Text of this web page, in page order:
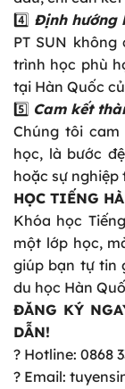
4️⃣ Định hướng
PT SUN
trình học phù
tại Hàn Quốc
5️⃣ Cam kết
Chúng tôi
học, là bước
hoặc sự nghiệp
HỌC TIẾNG
Khóa học
một lớp học,
giúp bạn tự tin
du học Hàn
ĐĂNG KÝ
DẪN!
? Hotline: 0868
? Email: